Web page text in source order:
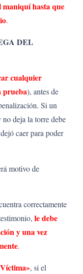
maniquí hasta que
.
DEL
cualquier
prueba), antes de
Si un
no deja la torre debe
caer para poder
motivo de
correctamente
ledebe
y una vez
.
, si el